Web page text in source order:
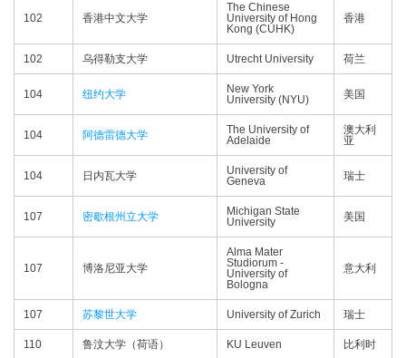
102 香港中文大学
The Chinese
University of Hong
Kong (CUHK)
香港
102 乌得勒支大学 Utrecht University 荷兰
104 纽约大学
New York
University (NYU)
美国
104 阿德雷德大学
The University of
Adelaide
澳大利
亚
104 日内瓦大学
University of
Geneva
瑞士
107 密歇根州立大学
Michigan State
University
美国
107 博洛尼亚大学
Alma Mater
Studiorum -
University of
Bologna
意大利
107 苏黎世大学 University of Zurich 瑞士
110 鲁汶大学（荷语） KU Leuven 比利时